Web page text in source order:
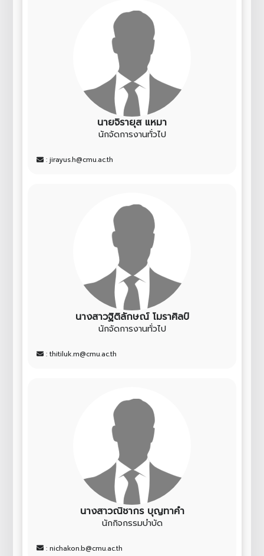
นายจิรายุส แหมา
นักจัดการงานทั่วไป
: jirayus.h@cmu.ac.th
นางสาวฐิติลักษณ์ โมราศิลป์
นักจัดการงานทั่วไป
: thitiluk.m@cmu.ac.th
นางสาวณิชากร บุญทาคำ
นักกิจกรรมบำบัด
: nichakon.b@cmu.ac.th